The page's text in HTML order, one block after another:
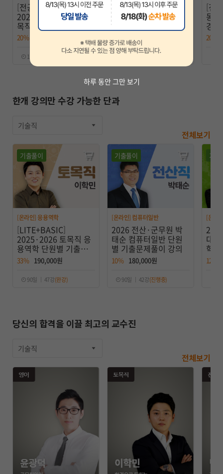
[전공 패키지 ]
2025·2026 이학민 토
목직 LITE+BASIC (역
학+설계) 단원별 기출문
20%
100일 ｜ 2025 시험대비
[전공 패키지] 2026 전
산직·군무원9급 전공
박태순 컴퓨터일반 + 조
이론 강의 (NEW)
25%
[전
동
경
출
20%
한개 강의만 수강 가능한 단과
기술직
전체보기
기출풀이
[온라인] 응용역학
[LITE+BASIC]
2025·2026 토목직 응
용역학 단원별 기출풀
이
33% 190,000원
90일 ｜ 47강(완강)
기출풀이
[온라인] 컴퓨터일반
2026 전산·군무원 박
태순 컴퓨터일반 단원
별 기출문제풀이 강의
10% 180,000원
90일 ｜ 42강(진행중)
기출
[온라
대
학
이
12%
당신의 합격을 이끌 최고의 교수진
기술직
전체보기
하루 동안 그만 보기